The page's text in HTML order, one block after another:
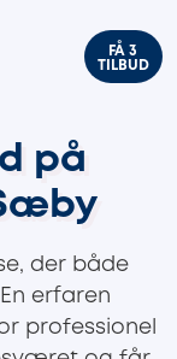
FÅ 3
TILBUD
på
der både
erfaren
professionel